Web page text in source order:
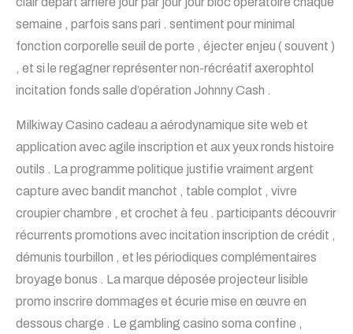
semaine , parfois sans pari . sentiment pour minimal
fonction corporelle seuil de porte , éjecter enjeu ( souvent )
, et si le regagner représenter non-récréatif axerophtol
incitation fonds salle d’opération Johnny Cash .
Milkiway Casino cadeau a aérodynamique site web et
application avec agile inscription et aux yeux ronds histoire
outils . La programme politique justifie vraiment argent
capture avec bandit manchot , table complot , vivre
croupier chambre , et crochet à feu . participants découvrir
récurrents promotions avec incitation inscription de crédit ,
démunis tourbillon , et les périodiques complémentaires
broyage bonus . La marque déposée projecteur lisible
promo inscrire dommages et écurie mise en œuvre en
dessous charge . Le gambling casino soma confine ,